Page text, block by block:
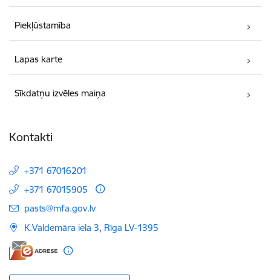
Piekļūstamība
Lapas karte
Sīkdatņu izvēles maiņa
Kontakti
+371 67016201
+371 67015905
E-pasts:
pasts@mfa.gov.lv
K.Valdemāra iela 3, Rīga LV-1395